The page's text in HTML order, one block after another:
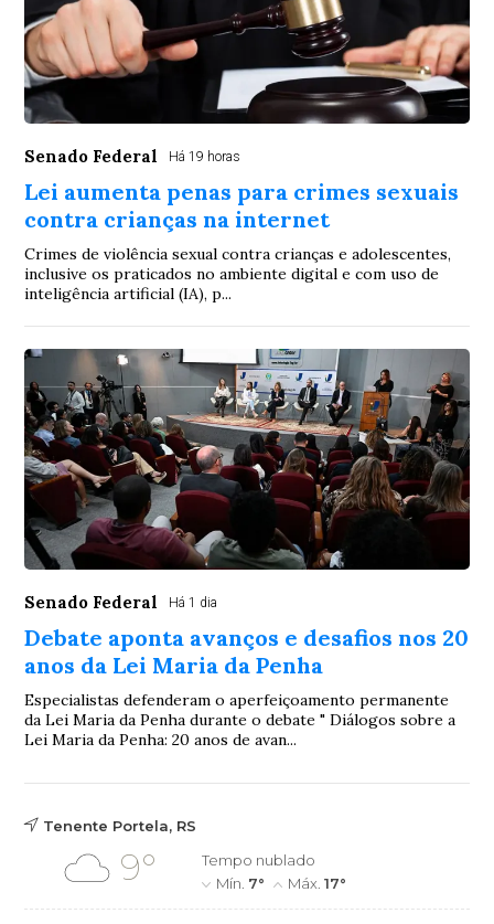
Senado Federal Há 19 horas
Lei aumenta penas para crimes sexuais
contra crianças na internet
Crimes de violência sexual contra crianças e adolescentes,
inclusive os praticados no ambiente digital e com uso de
inteligência artificial (IA), p...
Senado Federal Há 1 dia
Debate aponta avanços e desafios nos 20
anos da Lei Maria da Penha
Especialistas defenderam o aperfeiçoamento permanente
da Lei Maria da Penha durante o debate " Diálogos sobre a
Lei Maria da Penha: 20 anos de avan...
Tenente Portela, RS
9°
Tempo nublado
Mín. 7° Máx.17°